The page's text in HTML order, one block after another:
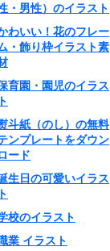
・男性）のイラスト
わいい！花のフレー
・飾り枠イラスト素
育園・園児のイラス
ト
斗紙（のし）の無料
ンプレートをダウン
ード
生日の可愛いイラス
ト
校のイラスト
業 イラスト